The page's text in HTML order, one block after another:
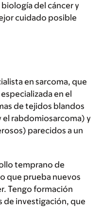
del cáncer y
cuidado posible
en sarcoma, que
en el
de tejidos blandos
el rabdomiosarcoma) y
parecidos a un
temprano de
que prueba nuevos
Tengo formación
de investigación, que